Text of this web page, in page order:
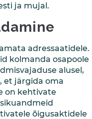
ja mujal.
adressaatidele.
kolmanda osapoole
alusel,
et järgida oma
on kehtivate
õigusaktidele